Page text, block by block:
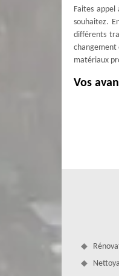
Faites
souhaitez.
différents
changement
matériaux
Vos